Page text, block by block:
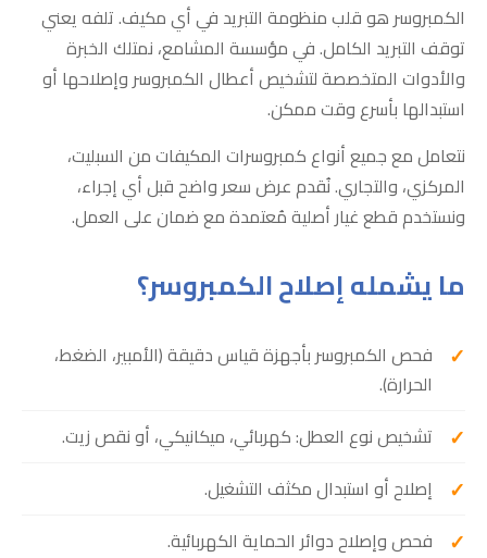
الكمبروسر هو قلب منظومة التبريد في أي مكيف. تلفه يعني
توقف التبريد الكامل. في مؤسسة المشامع، نمتلك الخبرة
والأدوات المتخصصة لتشخيص أعطال الكمبروسر وإصلاحها أو
استبدالها بأسرع وقت ممكن.
نتعامل مع جميع أنواع كمبروسرات المكيفات من السبليت،
المركزي، والتجاري. نُقدم عرض سعر واضح قبل أي إجراء،
ونستخدم قطع غيار أصلية مُعتمدة مع ضمان على العمل.
ما يشمله إصلاح الكمبروسر؟
فحص الكمبروسر بأجهزة قياس دقيقة (الأمبير، الضغط،
الحرارة).
تشخيص نوع العطل: كهربائي، ميكانيكي، أو نقص زيت.
إصلاح أو استبدال مكثف التشغيل.
فحص وإصلاح دوائر الحماية الكهربائية.